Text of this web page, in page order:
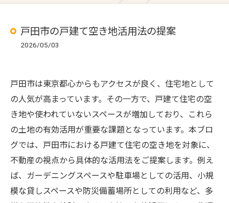
戸田市の戸建て空き地活用法の提案
2026/05/03
戸田市は東京都心からもアクセスが良く、住宅地として
の人気が高まっています。その一方で、戸建て住宅の空
き地や使われていないスペースが増加しており、これら
の土地の有効活用が重要な課題となっています。本ブロ
グでは、戸田市における戸建て住宅の空き地を対象に、
不動産の視点から具体的な活用法をご提案します。例え
ば、ガーデニングスペースや駐車場としての活用、小規
模な貸しスペースや防災備蓄場所としての利用など、多